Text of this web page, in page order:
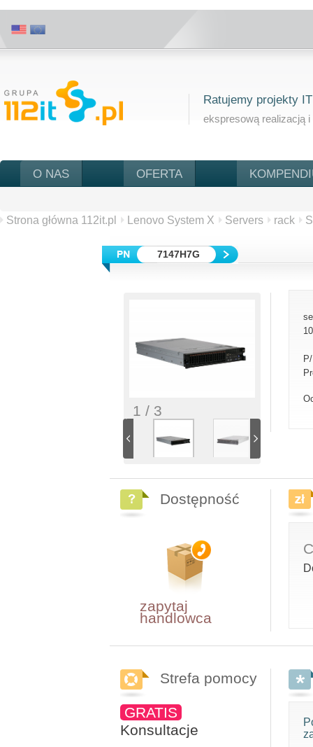
Ratujemy projekty IT
ekspresową realizacją i
O NAS OFERTA
Strona główna 112it.pl Lenovo System X Servers rack
7147H7G
1 / 3
Dostępność
zapytaj
handlowca
Strefa pomocy
GRATIS
Konsultacje